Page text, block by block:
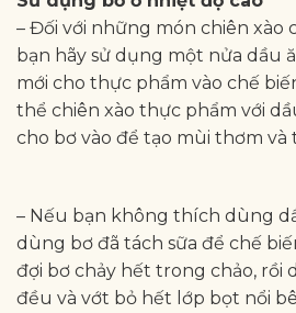
– Đối với những món chiên xào
bạn hãy sử dụng một nửa dầu
mới cho thực phẩm vào chế
thể chiên xào thực phẩm với
cho bơ vào để tạo mùi thơm và
– Nếu bạn không thích dùng
dùng bơ đã tách sữa để chế
đợi bơ chảy hết trong chảo,
đều và vớt bỏ hết lớp bọt nổi